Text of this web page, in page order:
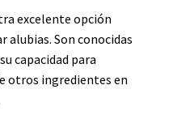
excelente opción
alubias. Son conocidas
capacidad para
otros ingredientes en